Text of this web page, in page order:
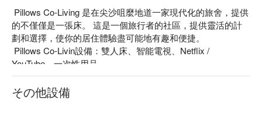
的不僅僅是一張床。 這是一個旅行者的社區，提供靈活的計
劃和選擇，使你的居住體驗盡可能地有趣和便捷。
YouTube、一次性用品
その他設備